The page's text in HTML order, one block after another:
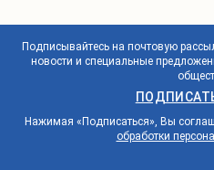
Подписывайтесь на почтовую
новости и специальные
Нажимая «Подписаться», Вы
обработки